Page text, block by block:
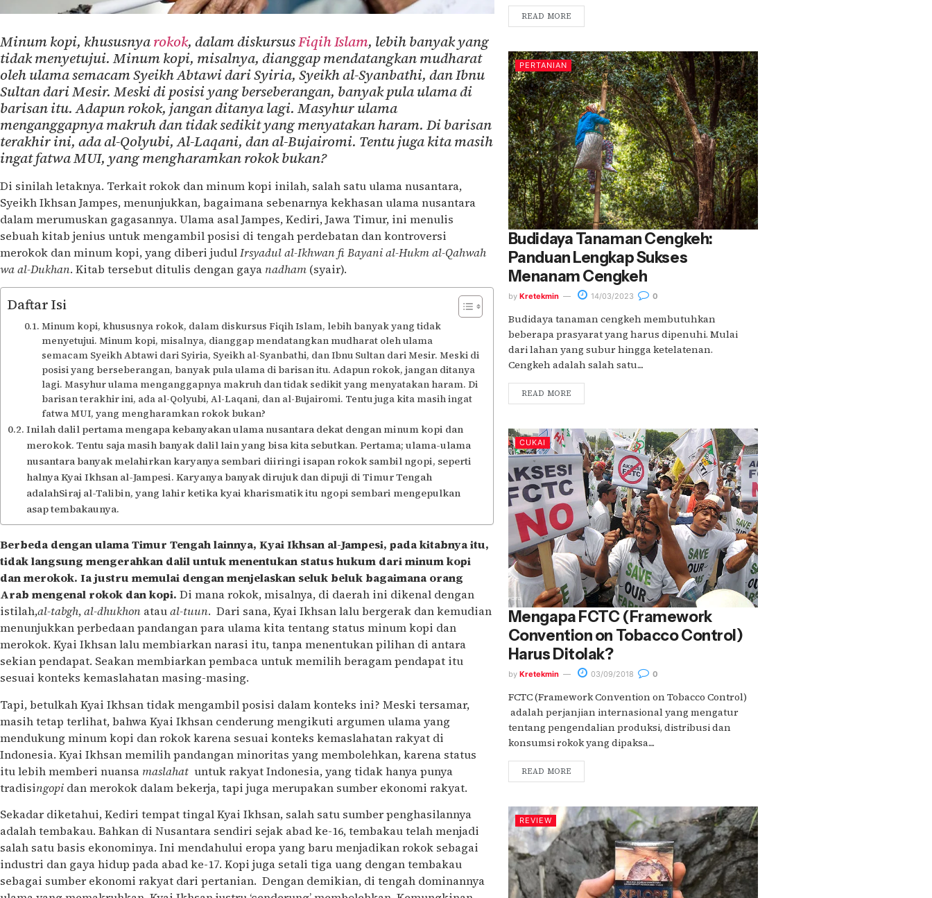
Minum kopi, khususnyarokok, dalam diskursusFiqih Islam, lebih banyak yang
tidak menyetujui. Minum kopi, misalnya, dianggap mendatangkan mudharat
oleh ulama semacam Syeikh Abtawi dari Syiria, Syeikh al-Syanbathi, dan Ibnu
Sultan dari Mesir. Meski di posisi yang berseberangan, banyak pula ulama di
barisan itu. Adapun rokok, jangan ditanya lagi. Masyhur ulama
menganggapnya makruh dan tidak sedikit yang menyatakan haram. Di barisan
terakhir ini, ada al-Qolyubi, Al-Laqani, dan al-Bujairomi. Tentu juga kita masih
ingat fatwa MUI, yang mengharamkan rokok bukan?
Di sinilah letaknya. Terkait rokok dan minum kopi inilah, salah satu ulama nusantara,
Syeikh Ikhsan Jampes, menunjukkan, bagaimana sebenarnya kekhasan ulama nusantara
dalam merumuskan gagasannya. Ulama asal Jampes, Kediri, Jawa Timur, ini menulis
sebuah kitab jenius untuk mengambil posisi di tengah perdebatan dan kontroversi
merokok dan minum kopi, yang diberi judulIrsyadul al-Ikhwan fi Bayani al-Hukm al-Qahwah
wa al-Dukhan. Kitab tersebut ditulis dengan gaya nadham (syair).
Daftar Isi
Minum kopi, khususnya rokok, dalam diskursus Fiqih Islam, lebih banyak yang tidak
menyetujui. Minum kopi, misalnya, dianggap mendatangkan mudharat oleh ulama
semacam Syeikh Abtawi dari Syiria, Syeikh al-Syanbathi, dan Ibnu Sultan dari Mesir. Meski di
posisi yang berseberangan, banyak pula ulama di barisan itu. Adapun rokok, jangan ditanya
lagi. Masyhur ulama menganggapnya makruh dan tidak sedikit yang menyatakan haram. Di
barisan terakhir ini, ada al-Qolyubi, Al-Laqani, dan al-Bujairomi. Tentu juga kita masih ingat
fatwa MUI, yang mengharamkan rokok bukan?
Inilah dalil pertama mengapa kebanyakan ulama nusantara dekat dengan minum kopi dan
merokok. Tentu saja masih banyak dalil lain yang bisa kita sebutkan. Pertama; ulama-ulama
nusantara banyak melahirkan karyanya sembari diiringi isapan rokok sambil ngopi, seperti
halnya Kyai Ikhsan al-Jampesi. Karyanya banyak dirujuk dan dipuji di Timur Tengah
adalahSiraj al-Talibin, yang lahir ketika kyai kharismatik itu ngopi sembari mengepulkan
asap tembakaunya.
Berbeda dengan ulama Timur Tengah lainnya, Kyai Ikhsan al-Jampesi, pada kitabnya itu,
tidak langsung mengerahkan dalil untuk menentukan status hukum dari minum kopi
dan merokok. Ia justru memulai dengan menjelaskan seluk beluk bagaimana orang
Arab mengenal rokok dan kopi. Di mana rokok, misalnya, di daerah ini dikenal dengan
istilah,al-tabgh,al-dhukhon ataual-tuun. Dari sana, Kyai Ikhsan lalu bergerak dan kemudian
menunjukkan perbedaan pandangan para ulama kita tentang status minum kopi dan
merokok. Kyai Ikhsan lalu membiarkan narasi itu, tanpa menentukan pilihan di antara
sekian pendapat. Seakan membiarkan pembaca untuk memilih beragam pendapat itu
sesuai konteks kemaslahatan masing-masing.
Tapi, betulkah Kyai Ikhsan tidak mengambil posisi dalam konteks ini? Meski tersamar,
masih tetap terlihat, bahwa Kyai Ikhsan cenderung mengikuti argumen ulama yang
mendukung minum kopi dan rokok karena sesuai konteks kemaslahatan rakyat di
Indonesia. Kyai Ikhsan memilih pandangan minoritas yang membolehkan, karena status
itu lebih memberi nuansa maslahat untuk rakyat Indonesia, yang tidak hanya punya
tradisingopi dan merokok dalam bekerja, tapi juga merupakan sumber ekonomi rakyat.
Sekadar diketahui, Kediri tempat tingal Kyai Ikhsan, salah satu sumber penghasilannya
adalah tembakau. Bahkan di Nusantara sendiri sejak abad ke-16, tembakau telah menjadi
salah satu basis ekonominya. Ini mendahului eropa yang baru menjadikan rokok sebagai
industri dan gaya hidup pada abad ke-17. Kopi juga setali tiga uang dengan tembakau
sebagai sumber ekonomi rakyat dari pertanian. Dengan demikian, di tengah dominannya
READ MORE
PERTANIAN
Budidaya Tanaman Cengkeh:
Panduan Lengkap Sukses
Menanam Cengkeh
by Kretekmin 14/03/2023 0
Budidaya tanaman cengkeh membutuhkan
beberapa prasyarat yang harus dipenuhi. Mulai
dari lahan yang subur hingga ketelatenan.
Cengkeh adalah salah satu....
READ MORE
CUKAI
Mengapa FCTC (Framework
Convention on Tobacco Control)
Harus Ditolak?
by Kretekmin 03/09/2018 0
FCTC (Framework Convention on Tobacco Control)
adalah perjanjian internasional yang mengatur
tentang pengendalian produksi, distribusi dan
konsumsi rokok yang dipaksa....
READ MORE
REVIEW